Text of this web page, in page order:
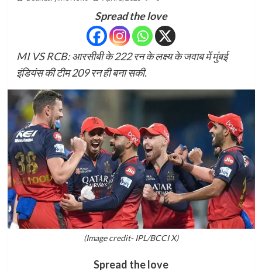
Spread the love
MI VS RCB: आरसीबी के 222 रन के लक्ष्य के जवाब में मुंबई
इंडियंस की टीम 209 रन ही बना सकी.
(Image credit- IPL/BCCI X)
Spread the love